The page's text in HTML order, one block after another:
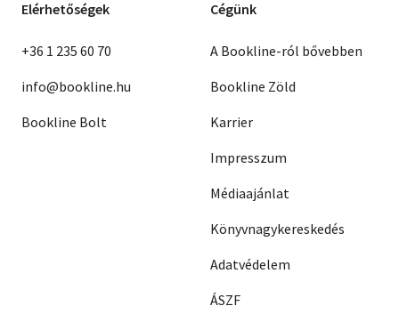
Elérhetőségek
+36 1 235 60 70
info@bookline.hu
Bookline Bolt
Cégünk
A Bookline-ról bővebben
Bookline Zöld
Karrier
Impresszum
Médiaajánlat
Könyvnagykereskedés
Adatvédelem
ÁSZF